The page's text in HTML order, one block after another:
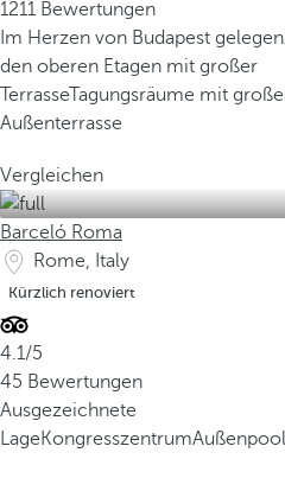
1211 Bewertungen
Im Herzen von Budapest gelegen
den oberen Etagen mit großer
TerrasseTagungsräume mit
Außenterrasse
Vergleichen
Barceló Roma
Rome, Italy
Kürzlich renoviert
4.1/5
45 Bewertungen
Ausgezeichnete
LageKongresszentrumAußenpool